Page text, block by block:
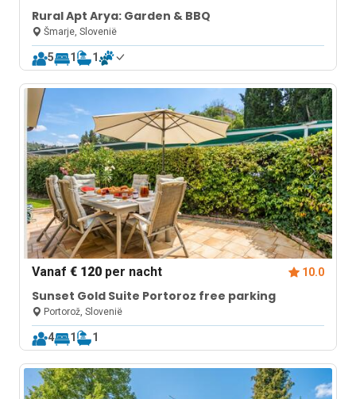
Rural Apt Arya: Garden & BBQ
Šmarje, Slovenië
5 1 1
Vanaf€ 120 per nacht 10.0
Sunset Gold Suite Portoroz free parking
Portorož, Slovenië
4 1 1